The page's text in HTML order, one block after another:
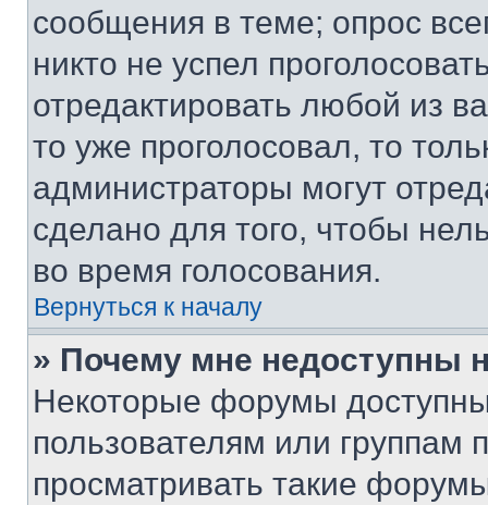
сообщения в теме; опрос
никто не успел
отредактировать любой из
то уже проголосовал, то
администраторы могут
сделано для того, чтобы
во время голосования.
Вернуться к началу
» Почему мне недоступны
Некоторые форумы
пользователям или группам
просматривать такие